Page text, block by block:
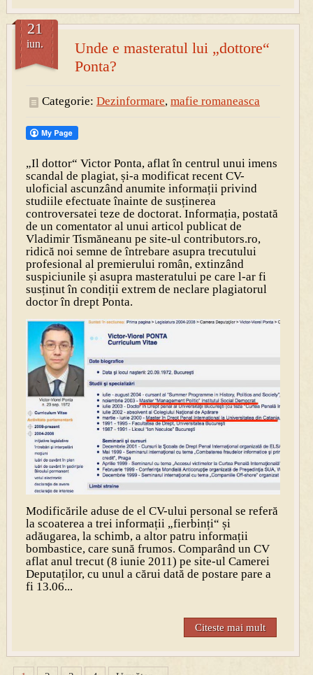
Unde e masteratul lui „dottore“
Ponta?
21
iun.
Categorie: Dezinformare, mafie romaneasca
„Il dottor“ Victor Ponta, aflat în centrul unui imens
scandal de plagiat, și-a modificat recent CV-
uloficial ascunzând anumite informații privind
studiile efectuate înainte de susținerea
controversatei teze de doctorat. Informația, postată
de un comentator al unui articol publicat de
Vladimir Tismăneanu pe site-ul contributors.ro,
ridică noi semne de întrebare asupra trecutului
profesional al premierului român, extinzând
suspiciunile și asupra masteratului pe care l-ar fi
susținut în condiții extrem de neclare plagiatorul
doctor în drept Ponta.
Modificările aduse de el CV-ului personal se referă
la scoaterea a trei informații „fierbinți“ și
adăugarea, la schimb, a altor patru informații
bombastice, care sună frumos. Comparând un CV
aflat anul trecut (8 iunie 2011) pe site-ul Camerei
Deputaților, cu unul a cărui dată de postare pare a
fi 13.06...
Citeste mai mult